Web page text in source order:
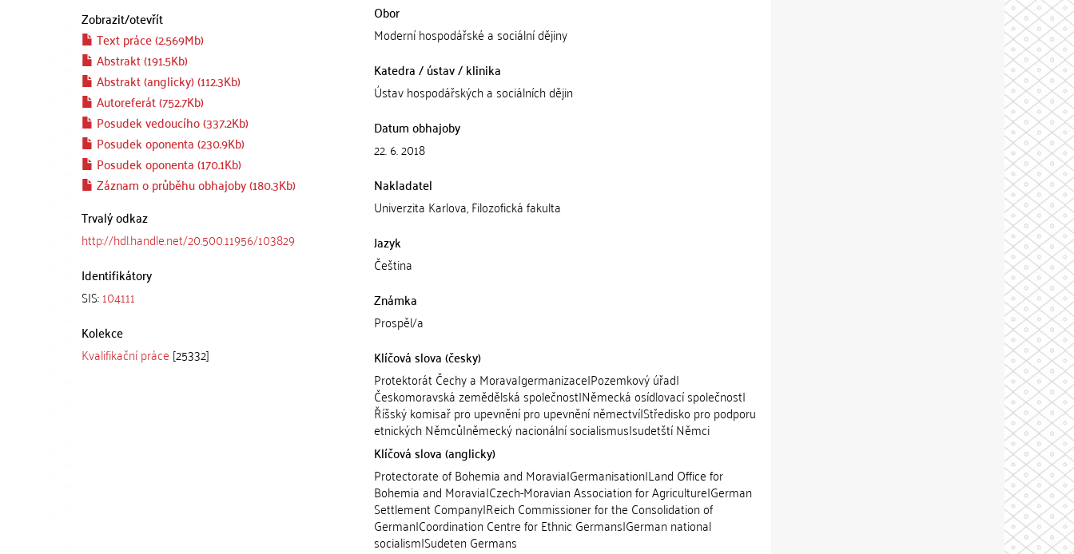
Zobrazit/otevřít
Text práce (2.569Mb)
Abstrakt (191.5Kb)
Abstrakt (anglicky) (112.3Kb)
Autoreferát (752.7Kb)
Posudek vedoucího (337.2Kb)
Posudek oponenta (230.9Kb)
Posudek oponenta (170.1Kb)
Záznam o průběhu obhajoby (180.3Kb)
Trvalý odkaz
http://hdl.handle.net/20.500.11956/103829
Identifikátory
SIS:104111
Kolekce
Kvalifikační práce [25332]
Obor
Moderní hospodářské a sociální dějiny
Katedra / ústav / klinika
Ústav hospodářských a sociálních dějin
Datum obhajoby
22. 6. 2018
Nakladatel
Univerzita Karlova, Filozofická fakulta
Jazyk
Čeština
Známka
Prospěl/a
Klíčová slova (česky)
Protektorát Čechy a Morava|germanizace|Pozemkový úřad|
Českomoravská zemědělská společnost|Německá osídlovací společnost|
Říšský komisař pro upevnění pro upevnění němectví|Středisko pro podporu
etnických Němců|německý nacionální socialismus|sudetští Němci
Klíčová slova (anglicky)
Protectorate of Bohemia and Moravia|Germanisation|Land Office for
Bohemia and Moravia|Czech-Moravian Association for Agriculture|German
Settlement Company|Reich Commissioner for the Consolidation of
German|Coordination Centre for Ethnic Germans|German national
socialism|Sudeten Germans